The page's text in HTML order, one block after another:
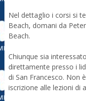
Nel dettaglio i corsi si
Beach, domani da
Beach.
Chiunque sia
direttamente presso i
di San Francesco. Non
iscrizione alle lezioni di